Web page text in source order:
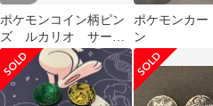
ポケモンコイン柄ピン
ズ ルカリオ サーナ
イト
ポケモンカ
ン